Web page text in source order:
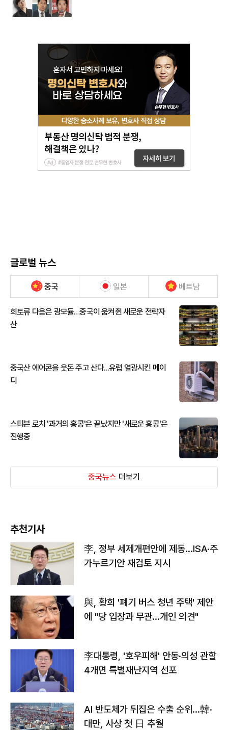
글로벌 뉴스
중국 일본 베트남
희토류 다음은 광모듈…중국이 움켜쥔 새로운 전략자
산
중국산 에어콘을 웃돈 주고 산다...유럽 열광시킨 메이
디
스티븐 로치 '과거의 홍콩'은 끝났지만 '새로운 홍콩'은
진행중
중국뉴스 더보기
추천기사
李, 정부 세제개편안에 제동…ISA·주
가누르기안 재검토 지시
與, 황희 '폐기 버스 청년 주택' 제안
에 "당 입장과 무관…개인 의견"
李대통령, '호우피해' 안동·의성 관할
4개면 특별재난지역 선포
AI 반도체가 뒤집은 수출 순위…韓·
대만, 사상 첫 日 추월